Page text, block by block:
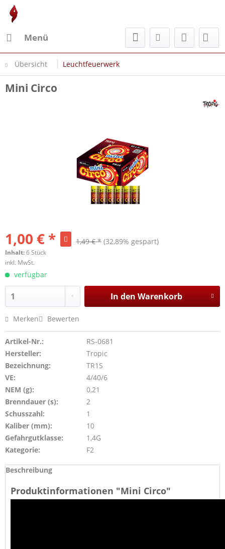
Menü
Übersicht Leuchtfeuerwerk
Mini Circo
1,00 € * 1,49 € * (32,89% gespart)
Inhalt:6 Stück
inkl. MwSt.
verfügbar
In den Warenkorb
Merken Bewerten
Artikel-Nr.:
RS-0681
Hersteller:
Tropic
Bezeichnung:
TR1S
VE:
4/40/6
NEM (g):
0,21
Brenndauer (s):
2
Schusszahl:
1
Kaliber (mm):
10
Gefahrgutklasse:
1,4G
Kategorie:
F2
Beschreibung
Produktinformationen "Mini Circo"